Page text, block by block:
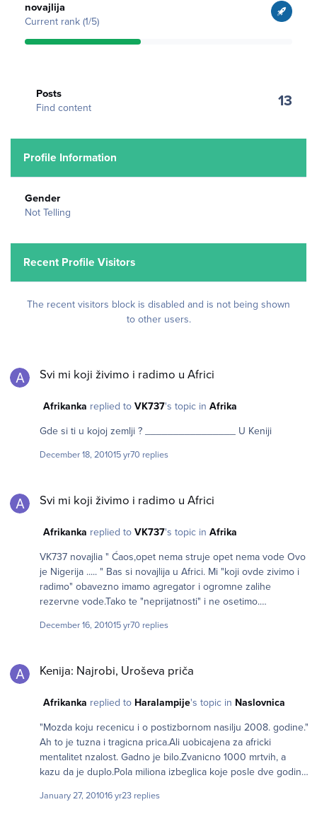
novajlija
Current rank (1/5)
Posts
Find content
13
Profile Information
Gender
Not Telling
Recent Profile Visitors
The recent visitors block is disabled and is not being shown
to other users.
Svi mi koji živimo i radimo u Africi
Afrikanka replied to VK737's topic in Afrika
Gde si ti u kojoj zemlji ? ________________ U Keniji
December 18, 201015 yr70 replies
Svi mi koji živimo i radimo u Africi
Afrikanka replied to VK737's topic in Afrika
VK737 novajlia " Ćaos,opet nema struje opet nema vode Ovo
je Nigerija ..... " Bas si novajlija u Africi. Mi "koji ovde zivimo i
radimo" obavezno imamo agregator i ogromne zalihe
rezervne vode.Tako te "neprijatnosti" i ne osetimo.
Koliko znam najlepse i najbolje u Nigeriji je plata
December 16, 201015 yr70 replies
Kenija: Najrobi, Uroševa priča
Afrikanka replied to Haralampije's topic in Naslovnica
"Mozda koju recenicu i o postizbornom nasilju 2008. godine."
Ah to je tuzna i tragicna prica.Ali uobicajena za africki
mentalitet nzalost. Gadno je bilo.Zvanicno 1000 mrtvih, a
kazu da je duplo.Pola miliona izbeglica koje posle dve godine
Opozicija.Na velu vladajuce Kikuyu,na celu opozicije Luo.I
January 27, 201016 yr23 replies